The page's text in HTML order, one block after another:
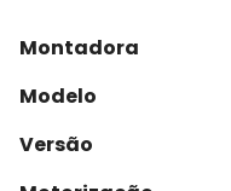
Montadora
Modelo
Versão